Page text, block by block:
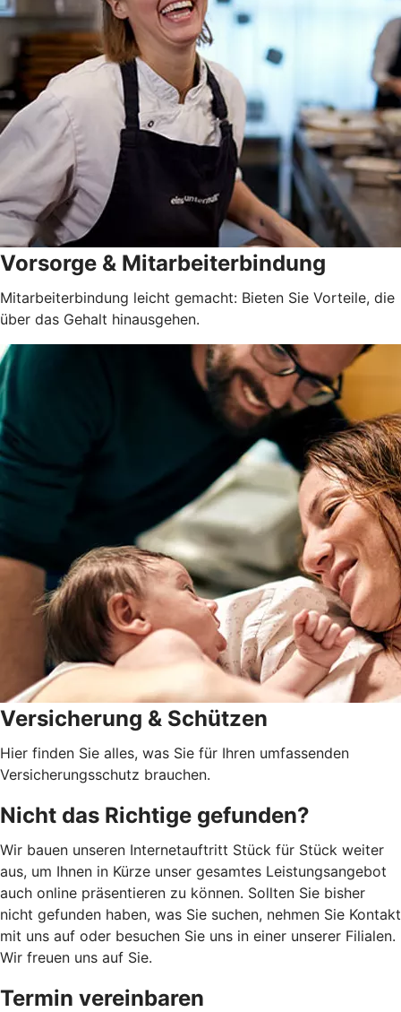
Vorsorge & Mitarbeiterbindung
Mitarbeiterbindung leicht gemacht: Bieten Sie Vorteile, die
über das Gehalt hinausgehen.
Versicherung & Schützen
Hier finden Sie alles, was Sie für Ihren umfassenden
Versicherungsschutz brauchen.
Nicht das Richtige gefunden?
Wir bauen unseren Internetauftritt Stück für Stück weiter
aus, um Ihnen in Kürze unser gesamtes Leistungsangebot
auch online präsentieren zu können. Sollten Sie bisher
nicht gefunden haben, was Sie suchen, nehmen Sie Kontakt
mit uns auf oder besuchen Sie uns in einer unserer Filialen.
Wir freuen uns auf Sie.
Termin vereinbaren